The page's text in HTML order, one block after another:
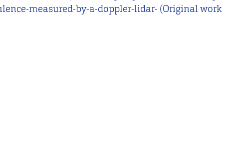
measured-by-a-doppler-lidar- (Original work